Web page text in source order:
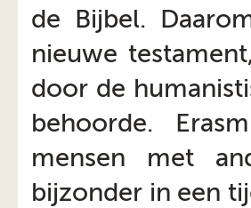
de Bijbel.
nieuwe
door de
behoorde.
mensen met
bijzonder in een